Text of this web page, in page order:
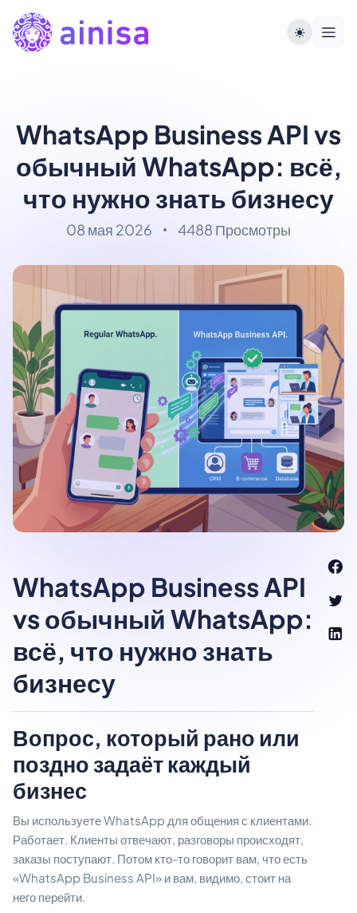
WhatsApp Business API vs
обычный WhatsApp: всё,
что нужно знать бизнесу
08 мая 2026 4488 Просмотры
WhatsApp Business API
vs обычный WhatsApp:
всё, что нужно знать
бизнесу
Вопрос, который рано или
поздно задаёт каждый
бизнес
Вы используете WhatsApp для общения с клиентами.
Работает. Клиенты отвечают, разговоры происходят,
заказы поступают. Потом кто-то говорит вам, что есть
«WhatsApp Business API» и вам, видимо, стоит на
него перейти.